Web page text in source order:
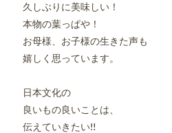
久しぶりに美味しい！
本物の葉っぱや！
お母様、お子様の生きた声も
嬉しく思っています。
日本文化の
良いもの良いことは、
伝えていきたい‼️